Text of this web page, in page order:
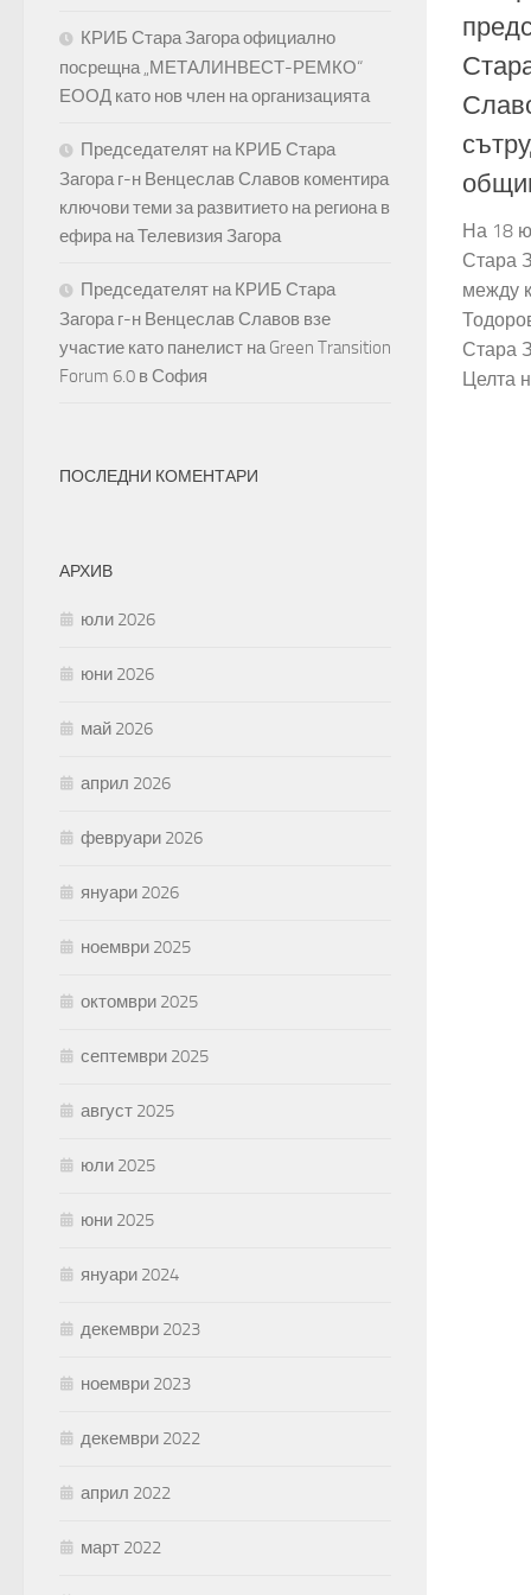
На 18
Стара
между
Стара
Целта
КРИБ Стара Загора официално
посрещна „МЕТАЛИНВЕСТ-РЕМКО“
ЕООД като нов член на организацията
Председателят на КРИБ Стара
Загора г-н Венцеслав Славов коментира
ключови теми за развитието на региона в
ефира на Телевизия Загора
Председателят на КРИБ Стара
Загора г-н Венцеслав Славов взе
участие като панелист на Green Transition
Forum 6.0 в София
ПОСЛЕДНИ КОМЕНТАРИ
АРХИВ
юли 2026
юни 2026
май 2026
април 2026
февруари 2026
януари 2026
ноември 2025
октомври 2025
септември 2025
август 2025
юли 2025
юни 2025
януари 2024
декември 2023
ноември 2023
декември 2022
април 2022
март 2022